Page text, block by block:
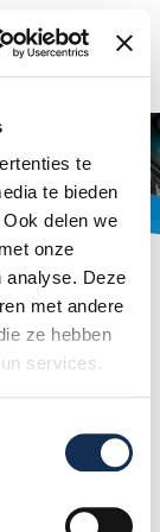
te
te bieden
delen we
onze
analyse. Deze
met andere
ze hebben
services.
er met